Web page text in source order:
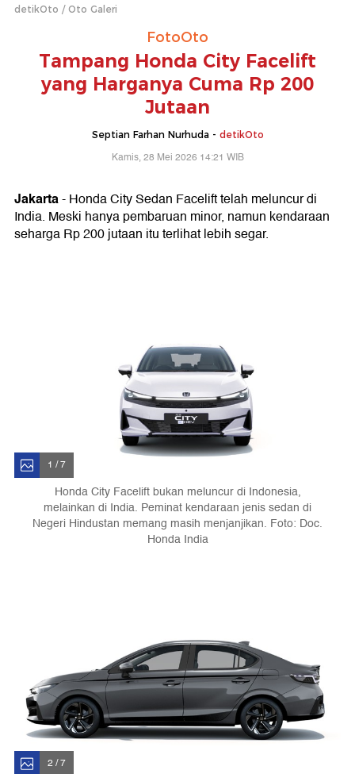
detikOto Oto Galeri
FotoOto
Tampang Honda City Facelift
yang Harganya Cuma Rp 200
Jutaan
Septian Farhan Nurhuda - detikOto
Kamis, 28 Mei 2026 14:21 WIB
Jakarta- Honda City Sedan Facelift telah meluncur di
India. Meski hanya pembaruan minor, namun kendaraan
seharga Rp 200 jutaan itu terlihat lebih segar.
1 / 7
Honda City Facelift bukan meluncur di Indonesia,
melainkan di India. Peminat kendaraan jenis sedan di
Negeri Hindustan memang masih menjanjikan. Foto: Doc.
Honda India
2 / 7